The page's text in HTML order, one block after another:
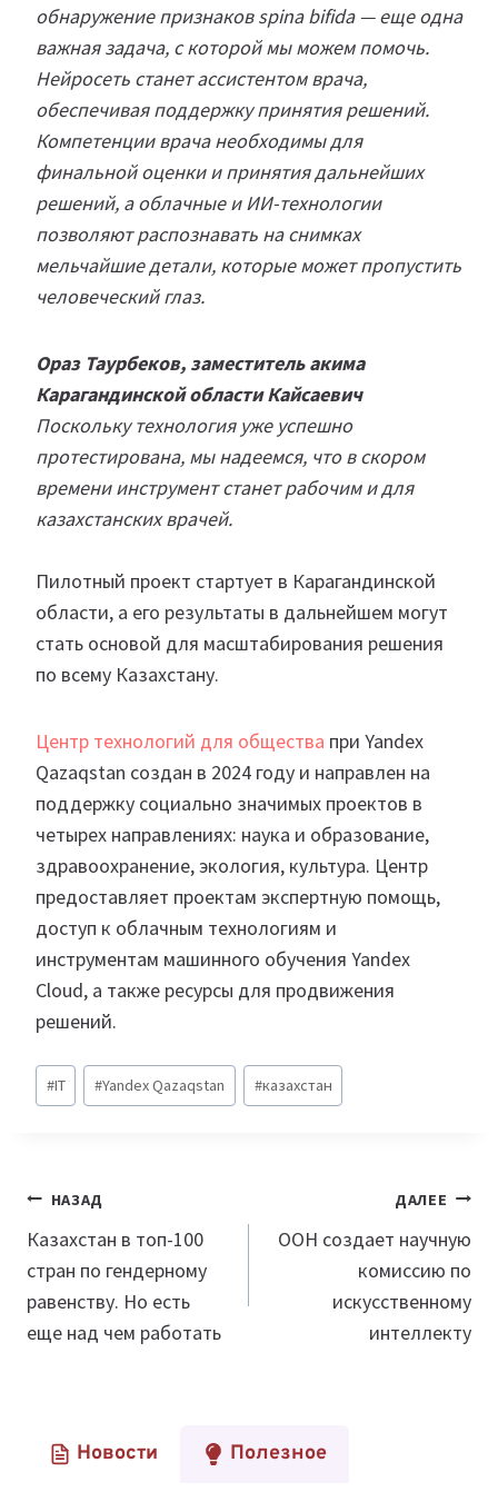
обнаружение признаков spina bifida — еще одна
важная задача, с которой мы можем помочь.
Нейросеть станет ассистентом врача,
обеспечивая поддержку принятия решений.
Компетенции врача необходимы для
финальной оценки и принятия дальнейших
решений, а облачные и ИИ-технологии
позволяют распознавать на снимках
мельчайшие детали, которые может пропустить
человеческий глаз.
Ораз Таурбеков, заместитель акима
Карагандинской области Кайсаевич
Поскольку технология уже успешно
протестирована, мы надеемся, что в скором
времени инструмент станет рабочим и для
казахстанских врачей.
Пилотный проект стартует в Карагандинской
области, а его результаты в дальнейшем могут
стать основой для масштабирования решения
по всему Казахстану.
Центр технологий для общества при Yandex
Qazaqstan создан в 2024 году и направлен на
поддержку социально значимых проектов в
четырех направлениях: наука и образование,
здравоохранение, экология, культура. Центр
предоставляет проектам экспертную помощь,
доступ к облачным технологиям и
инструментам машинного обучения Yandex
Cloud, а также ресурсы для продвижения
решений.
Метки
записи:
#IT #Yandex Qazaqstan #казахстан
Навигация
по
записям
НАЗАД
Казахстан в топ-100
стран по гендерному
равенству. Но есть
еще над чем работать
ДАЛЕЕ
ООН создает научную
комиссию по
искусственному
интеллекту
Новости Полезное